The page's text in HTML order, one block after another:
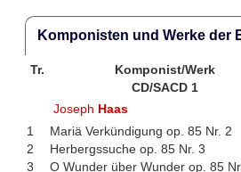
Komponisten und Werke der
Tr. Komponist/Werk
CD/SACD 1
Joseph Haas
1
Mariä Verkündigung op. 85 Nr. 2
2
Herbergssuche op. 85 Nr. 3
3
O Wunder über Wunder op. 85